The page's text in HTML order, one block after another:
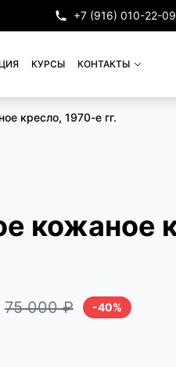
+7 (916) 010-22-09
КУРСЫ КОНТАКТЫ
кресло, 1970-е гг.
кожаное
75 000 ₽ -40%